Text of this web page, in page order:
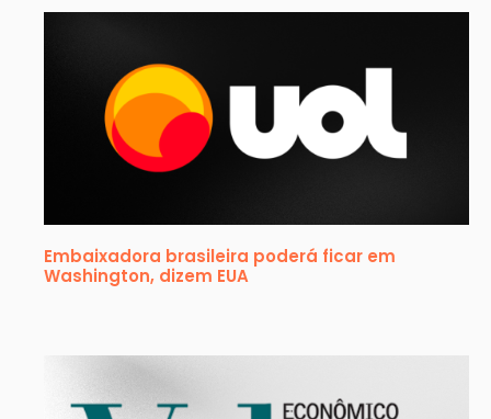
Embaixadora brasileira poderá ficar em
Washington, dizem EUA